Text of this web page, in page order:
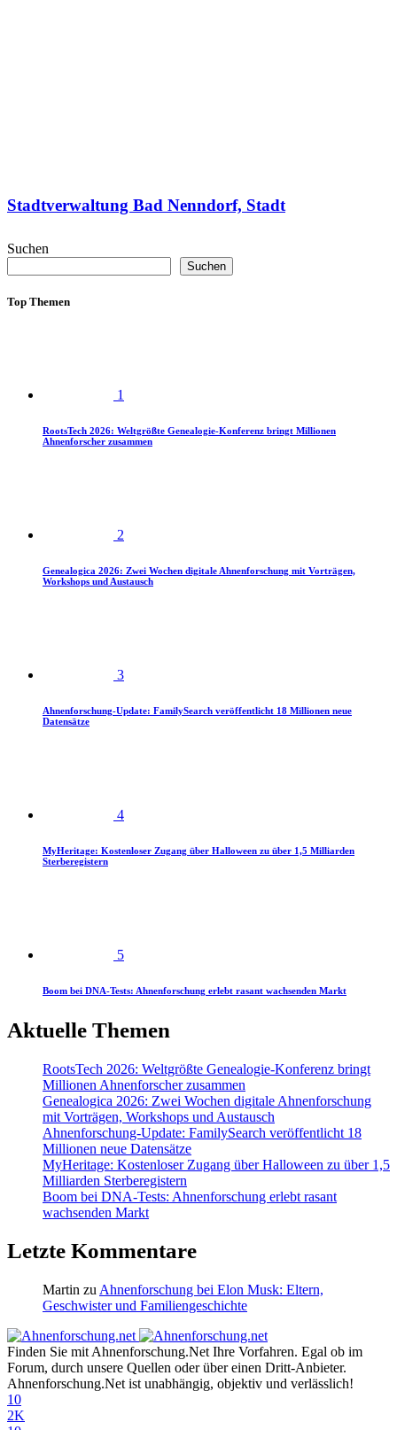
Stadtverwaltung Bad Nenndorf, Stadt
Suchen
Suchen
Top Themen
1
RootsTech 2026: Weltgrößte Genealogie-Konferenz bringt Millionen
Ahnenforscher zusammen
2
Genealogica 2026: Zwei Wochen digitale Ahnenforschung mit Vorträgen,
Workshops und Austausch
3
Ahnenforschung-Update: FamilySearch veröffentlicht 18 Millionen neue
Datensätze
4
MyHeritage: Kostenloser Zugang über Halloween zu über 1,5 Milliarden
Sterberegistern
5
Boom bei DNA-Tests: Ahnenforschung erlebt rasant wachsenden Markt
Aktuelle Themen
RootsTech 2026: Weltgrößte Genealogie-Konferenz bringt
Millionen Ahnenforscher zusammen
Genealogica 2026: Zwei Wochen digitale Ahnenforschung
mit Vorträgen, Workshops und Austausch
Ahnenforschung-Update: FamilySearch veröffentlicht 18
Millionen neue Datensätze
MyHeritage: Kostenloser Zugang über Halloween zu über 1,5
Milliarden Sterberegistern
Boom bei DNA-Tests: Ahnenforschung erlebt rasant
wachsenden Markt
Letzte Kommentare
Martin zu Ahnenforschung bei Elon Musk: Eltern,
Geschwister und Familiengeschichte
Finden Sie mit Ahnenforschung.Net Ihre Vorfahren. Egal ob im
Forum, durch unsere Quellen oder über einen Dritt-Anbieter.
Ahnenforschung.Net ist unabhängig, objektiv und verlässlich!
10
2K